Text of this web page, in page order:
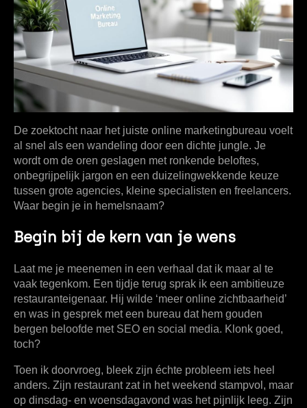
De zoektocht naar het juiste online marketingbureau voelt
al snel als een wandeling door een dichte jungle. Je
wordt om de oren geslagen met ronkende beloftes,
onbegrijpelijk jargon en een duizelingwekkende keuze
tussen grote agencies, kleine specialisten en freelancers.
Waar begin je in hemelsnaam?
Begin bij de kern van je wens
Laat me je meenemen in een verhaal dat ik maar al te
vaak tegenkom. Een tijdje terug sprak ik een ambitieuze
restauranteigenaar. Hij wilde ‘meer online zichtbaarheid’
en was in gesprek met een bureau dat hem gouden
bergen beloofde met SEO en social media. Klonk goed,
toch?
Toen ik doorvroeg, bleek zijn échte probleem iets heel
anders. Zijn restaurant zat in het weekend stampvol, maar
op dinsdag- en woensdagavond was het pijnlijk leeg. Zijn